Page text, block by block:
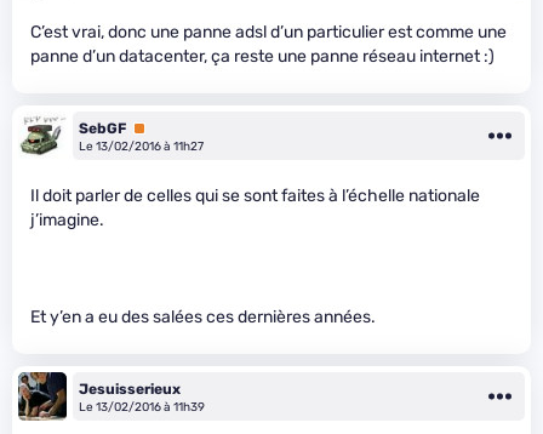
C’est vrai, donc une panne adsl d’un particulier est comme une
panne d’un datacenter, ça reste une panne réseau internet :)
SebGF Premium
Le 13/02/2016 à 11h27
Il doit parler de celles qui se sont faites à l’échelle nationale
j’imagine.
Et y’en a eu des salées ces dernières années.
Jesuisserieux
Le 13/02/2016 à 11h39